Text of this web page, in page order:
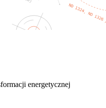
energetycznej